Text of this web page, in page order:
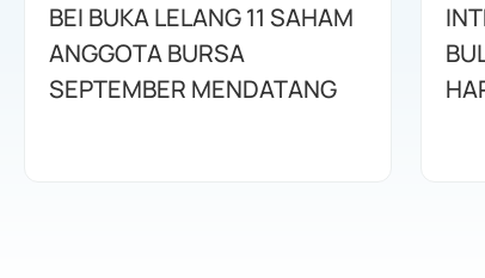
BEI BUKA LELANG 11 SAHAM
ANGGOTA BURSA
SEPTEMBER MENDATANG